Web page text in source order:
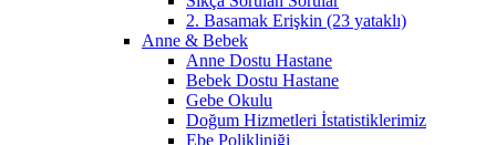
2. Basamak Erişkin (23 yataklı)
Anne & Bebek
Anne Dostu Hastane
Bebek Dostu Hastane
Gebe Okulu
Doğum Hizmetleri İstatistiklerimiz
Ebe Polikliniği